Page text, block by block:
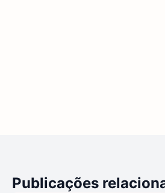
Publicações